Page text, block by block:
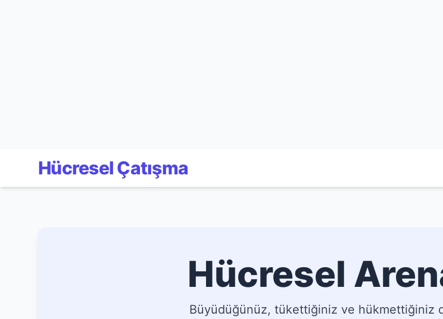
Hücresel Çatışma
Hücresel
Büyüdüğünüz, tükettiğiniz ve hükmettiğiniz